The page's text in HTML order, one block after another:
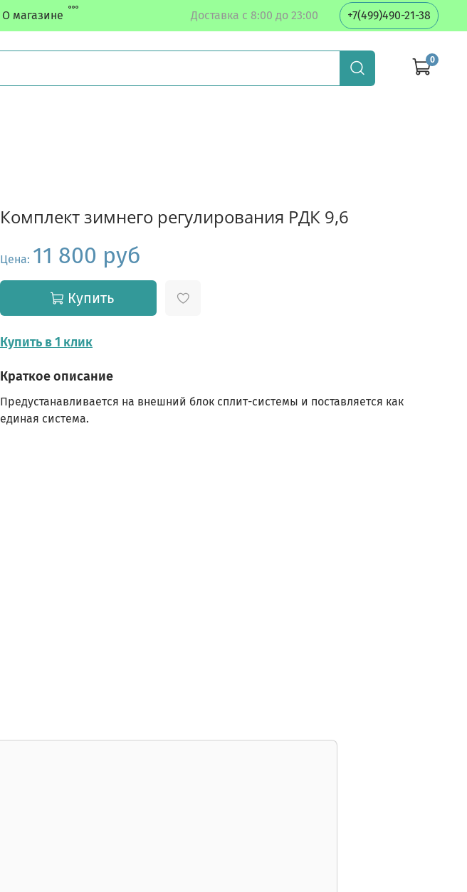
О магазине Доставка с 8:00 до 23:00 +7(499)490-21-38
0
Комплект зимнего регулирования РДК 9,6
Цена: 11 800 руб
Купить
Купить в 1 клик
Краткое описание
Предустанавливается на внешний блок сплит-системы и поставляется как
единая система.